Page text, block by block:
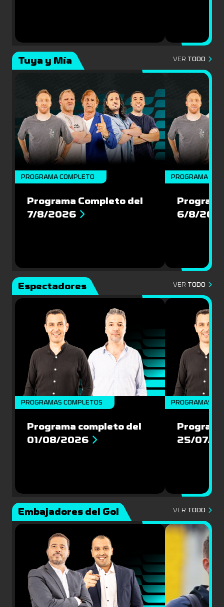
Tuya y Mía VER TODO
PROGRAMA COMPLETO
Programa Completo del
7/8/2026
PROGRAMA
6/8/
Espectadores VER TODO
PROGRAMAS COMPLETOS
Programa completo del
01/08/2026
PROGRAMAS
25/07/
Embajadores del Gol VER TODO